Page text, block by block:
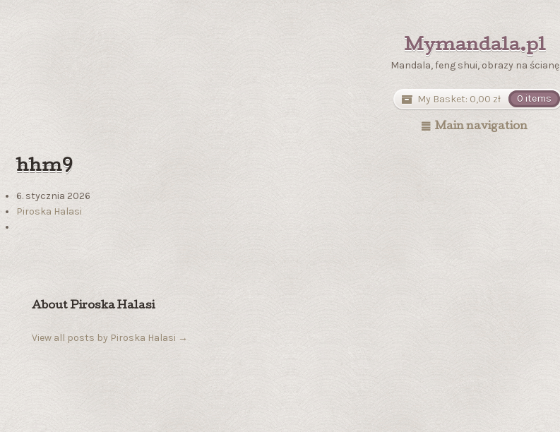
Mymandala.pl
Mandala, feng shui, obrazy na ścianę
My Basket: 0,00 zł 0 items
Main navigation
hhm9
6. stycznia 2026
Piroska Halasi
About Piroska Halasi
View all posts by Piroska Halasi →